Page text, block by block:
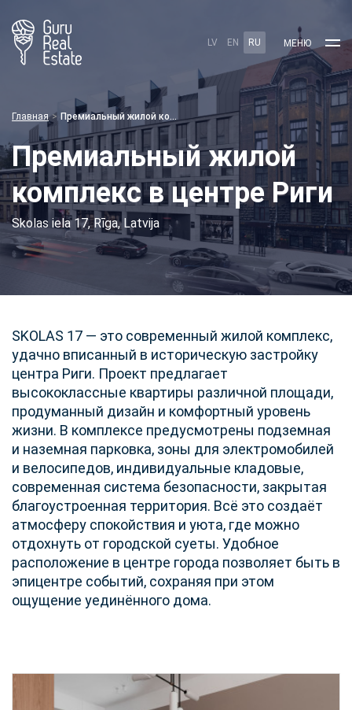
LV EN RU МЕНЮ
Главная Премиальный жилой комплекс в центре Риги
Премиальный жилой
комплекс в центре Риги
Skolas iela 17, Rīga, Latvija
SKOLAS 17 — это современный жилой комплекс,
удачно вписанный в историческую застройку
центра Риги. Проект предлагает
высококлассные квартиры различной площади,
продуманный дизайн и комфортный уровень
жизни. В комплексе предусмотрены подземная
и наземная парковка, зоны для электромобилей
и велосипедов, индивидуальные кладовые,
современная система безопасности, закрытая
благоустроенная территория. Всё это создаёт
атмосферу спокойствия и уюта, где можно
отдохнуть от городской суеты. Удобное
расположение в центре города позволяет быть в
эпицентре событий, сохраняя при этом
ощущение уединённого дома.